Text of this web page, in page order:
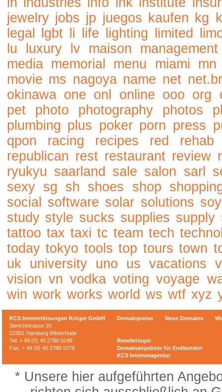
jewelry jobs jp juegos kaufen kg
legal
lgbt li life lighting limited
lu
luxury lv maison
management
media memorial menu miami mn
movie ms nagoya name net net.br
okinawa one onl online ooo org
pet
photo photography photos
plumbing plus poker porn press
qpon
racing recipes red
rehab
republican rest restaurant review
ryukyu saarland sale salon sarl
sexy sg sh shoes shop
social
software solar solutions soy
study style sucks supplies supply
tattoo tax taxi tc team tech
today tokyo tools top tours town
uk
university uno us vacations
vision vn vodka voting voyage
win work works world ws wtf xyz
KCS Internetlösungen Kröger GmbH
Sierichstrasse 20
22301 Hamburg Winterhude
Tel: + 49 (0) 40 2780 5248
Fax: + 49 (0) 40 2780 5378
Domainpreise Neue Domains
Resellerlogin
Domainangebote für Endkunden
KCS Internetagentur
* Unsere hier aufgeführten